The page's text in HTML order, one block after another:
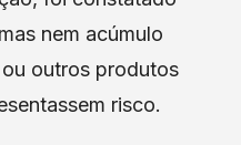
nem acúmulo
outros produtos
risco.